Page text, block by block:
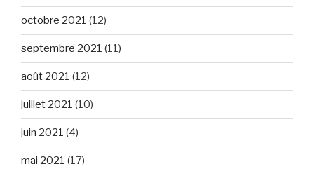
octobre 2021 (12)
septembre 2021 (11)
août 2021 (12)
juillet 2021 (10)
juin 2021 (4)
mai 2021 (17)